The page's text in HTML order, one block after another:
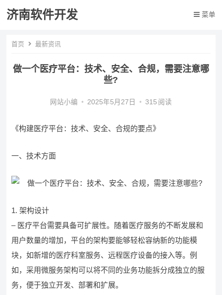
济南软件开发 菜单
首页 最新资讯
做一个医疗平台：技术、安全、合规，需要注意哪
些?
网站小编 • 2025年5月27日 • 315 阅读
《构建医疗平台：技术、安全、合规的要点》
一、技术方面
1. 架构设计
– 医疗平台需要具备可扩展性。随着医疗服务的不断发展和
用户数量的增加，平台的架构要能够轻松容纳新的功能模
块，如新增的医疗科室服务、远程医疗设备的接入等。例
如，采用微服务架构可以将不同的业务功能拆分成独立的服
务，便于独立开发、部署和扩展。